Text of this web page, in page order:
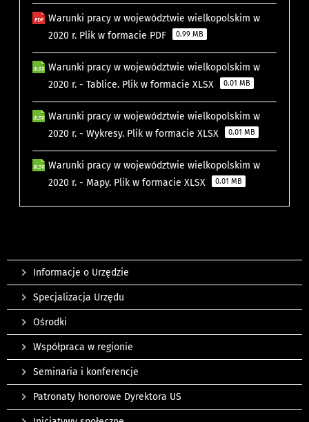
Warunki pracy w województwie wielkopolskim w
2020 r. Plik w formacie PDF
0.99 MB
Warunki pracy w województwie wielkopolskim w
2020 r. - Tablice. Plik w formacie XLSX
0.01 MB
Warunki pracy w województwie wielkopolskim w
2020 r. - Wykresy. Plik w formacie XLSX
0.01 MB
Warunki pracy w województwie wielkopolskim w
2020 r. - Mapy. Plik w formacie XLSX
0.01 MB
Informacje o Urzędzie
Specjalizacja Urzędu
Ośrodki
Współpraca w regionie
Seminaria i konferencje
Patronaty honorowe Dyrektora US